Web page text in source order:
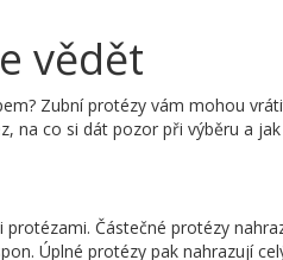
vědět
Zubní protézy vám mohou
na co si dát pozor při výběru a
Částečné protézy
Úplné protézy pak nahrazují